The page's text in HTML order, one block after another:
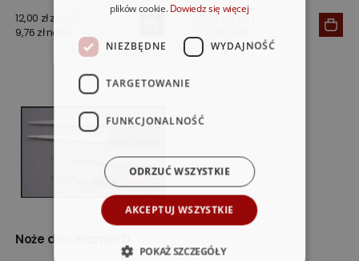
12,00 zł z VAT
9,76 zł netto
12,00 zł z VAT
Noże do ceramiki D
plików cookie. Dowiedz się więcej
NIEZBĘDNE WYDAJNOŚĆ
TARGETOWANIE
FUNKCJONALNOŚĆ
AKCEPTUJ WSZYSTKIE
ODRZUĆ WSZYSTKIE
POKAŻ SZCZEGÓŁY